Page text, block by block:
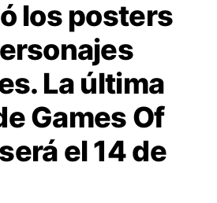
los posters
La última
Games Of
el 14 de